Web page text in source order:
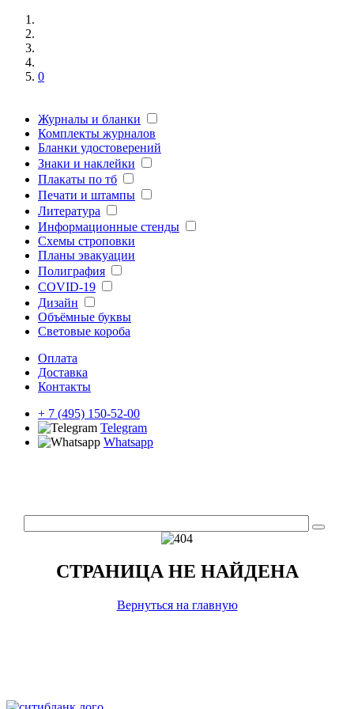
0
Журналы и бланки
Комплекты журналов
Бланки удостоверений
Знаки и наклейки
Плакаты по тб
Печати и штампы
Литература
Информационные стенды
Схемы строповки
Планы эвакуации
Полиграфия
COVID-19
Дизайн
Объёмные буквы
Световые короба
Оплата
Доставка
Контакты
+ 7 (495) 150-52-00
Telegram
Whatsapp
СТРАНИЦА НЕ НАЙДЕНА
Вернуться на главную